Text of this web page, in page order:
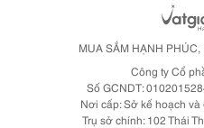
MUA SẮM HẠNH
Công ty Cổ
Số GCNDT:
Nơi cấp: Sở kế hoạch
Trụ sở chính: 102 Thái